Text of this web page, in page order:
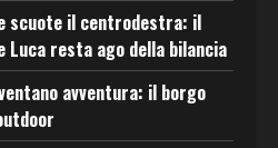
scuote il centrodestra: il
Luca resta ago della bilancia
avventura: il borgo